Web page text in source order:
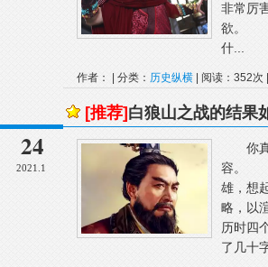
非常厉
欲。
什...
作者： | 分类： 历史纵横 | 阅读：352次
24
2021.1
[推荐] 白狼山之战的结果
你真
容。
雄，想
略，以
历时四
了几十